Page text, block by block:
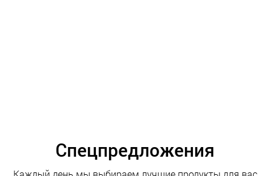
Спецпредложения